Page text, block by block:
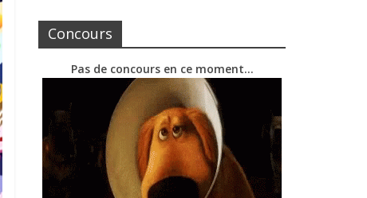
Concours
Pas de concours en ce moment…